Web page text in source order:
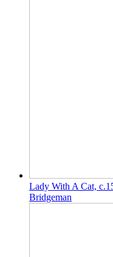
Lady With A Cat,
Bridgeman